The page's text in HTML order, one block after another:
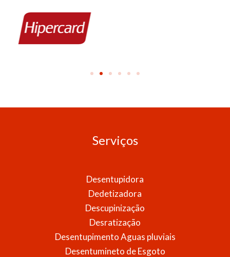
Serviços
Desentupidora
Dedetizadora
Descupinização
Desratização
Desentupimento Aguas pluviais
Desentumineto de Esgoto